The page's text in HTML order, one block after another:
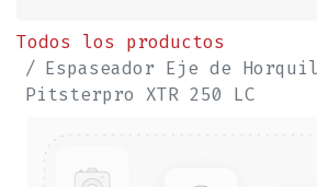
Todos los productos
Espaseador Eje de
Pitsterpro XTR 250 LC